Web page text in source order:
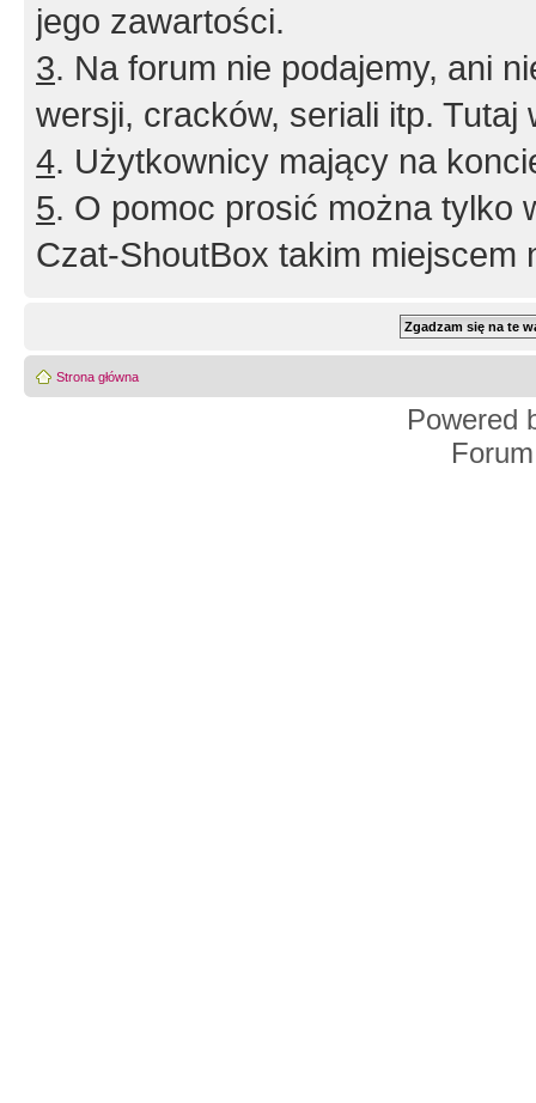
jego zawartości.
3. Na forum nie podajemy, ani
wersji, cracków, seriali itp. Tutaj
4. Użytkownicy mający na
5. O pomoc prosić można tylko
Czat-ShoutBox takim miejscem
Strona główna
Powered